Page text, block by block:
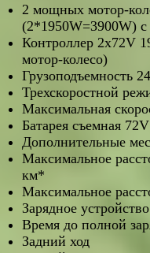
2 мощных мотор-
(2*1950W=3900W)
Контроллер 2x72V
мотор-колесо)
Грузоподъемность
Трехскоростной
Максимальная
Батарея съемная
Дополнительные
Максимальное
км*
Максимальное
Зарядное
Время до полной
Задний ход